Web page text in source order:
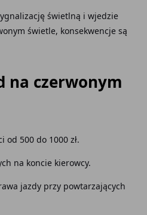
świetlną i wjedzie
świetle, konsekwencje są
na czerwonym
od 500 do 1000 zł.
na koncie kierowcy.
jazdy przy powtarzających